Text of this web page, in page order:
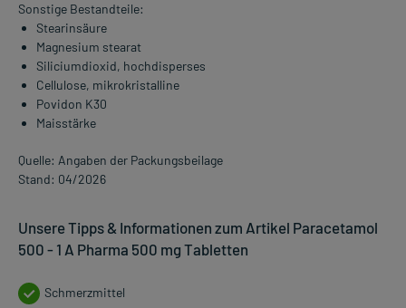
Sonstige Bestandteile:
Stearinsäure
Magnesium stearat
Siliciumdioxid, hochdisperses
Cellulose, mikrokristalline
Povidon K30
Maisstärke
Quelle: Angaben der Packungsbeilage
Stand: 04/2026
Unsere Tipps & Informationen zum Artikel Paracetamol
500 - 1 A Pharma 500 mg Tabletten
Schmerzmittel